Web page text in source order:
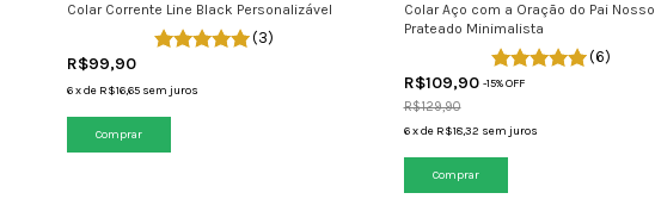
Colar Corrente Line Black Personalizável
(3)
R$99,90
6xde R$16,65 sem juros
Colar Aço com a Oração do Pai Nosso
Prateado Minimalista
(6)
R$109,90 -15% OFF
R$129,90
6 xde R$18,32 sem juros